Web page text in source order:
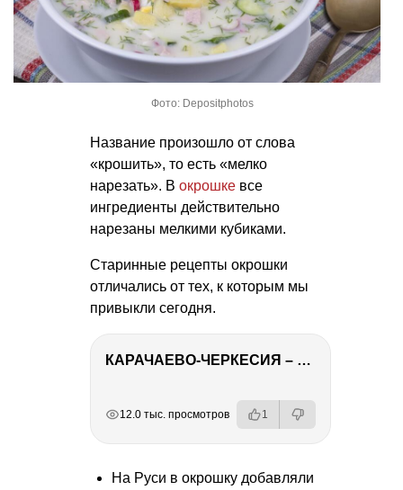
Фото: Depositphotos
Название произошло от слова
«крошить», то есть «мелко
нарезать». В окрошке все
ингредиенты действительно
нарезаны мелкими кубиками.
Старинные рецепты окрошки
отличались от тех, к которым мы
привыкли сегодня.
КАРАЧАЕВО-ЧЕРКЕСИЯ – ПУТЕШЕСТВИЕ НА КАВКАЗ часть 2
12.0 тыс. просмотров 1
На Руси в окрошку добавляли